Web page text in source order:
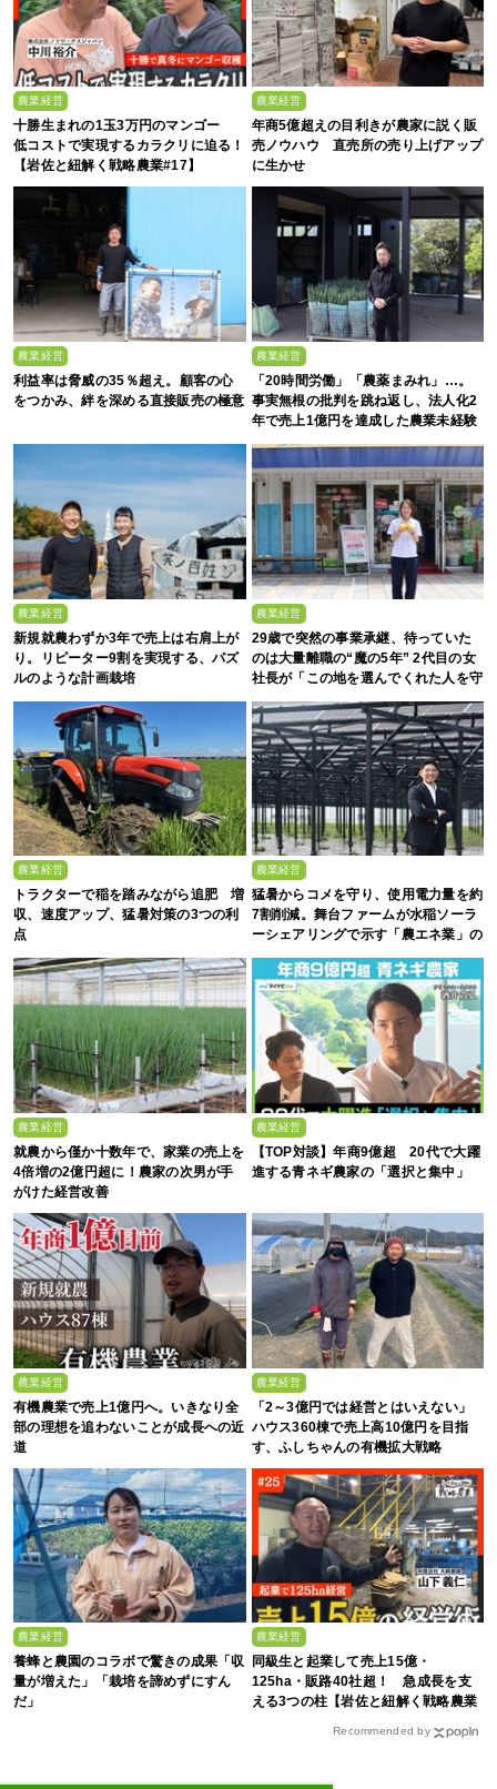
農業経営
十勝生まれの1玉3万円のマンゴー
低コストで実現するカラクリに迫る！
【岩佐と紐解く戦略農業#17】
農業経営
年商5億超えの目利きが農家に説く販
売ノウハウ 直売所の売り上げアップ
に生かせ
農業経営
利益率は脅威の35％超え。顧客の心
をつかみ、絆を深める直接販売の極意
農業経営
「20時間労働」「農薬まみれ」…。
事実無根の批判を跳ね返し、法人化2
年で売上1億円を達成した農業未経験
の若者たち
農業経営
新規就農わずか3年で売上は右肩上が
り。リピーター9割を実現する、パズ
ルのような計画栽培
農業経営
29歳で突然の事業承継、待っていた
のは大量離職の“魔の5年” 2代目の女
社長が「この地を選んでくれた人を守
農業経営
トラクターで稲を踏みながら追肥 増
収、速度アップ、猛暑対策の3つの利
点
農業経営
猛暑からコメを守り、使用電力量を約
7割削減。舞台ファームが水稲ソーラ
ーシェアリングで示す「農エネ業」の
真価
農業経営
就農から僅か十数年で、家業の売上を
4倍増の2億円超に！農家の次男が手
がけた経営改善
農業経営
【TOP対談】年商9億超 20代で大躍
進する青ネギ農家の「選択と集中」
農業経営
有機農業で売上1億円へ。いきなり全
部の理想を追わないことが成長への近
道
農業経営
「2～3億円では経営とはいえない」
ハウス360棟で売上高10億円を目指
す、ふしちゃんの有機拡大戦略
農業経営
養蜂と農園のコラボで驚きの成果「収
量が増えた」「栽培を諦めずにすん
だ」
農業経営
同級生と起業して売上15億・
125ha・販路40社超！ 急成長を支
える3つの柱【岩佐と紐解く戦略農業
Recommended by